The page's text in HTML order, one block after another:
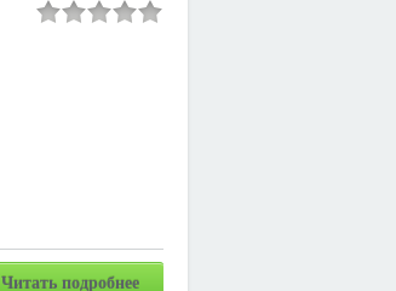
Читать подробнее